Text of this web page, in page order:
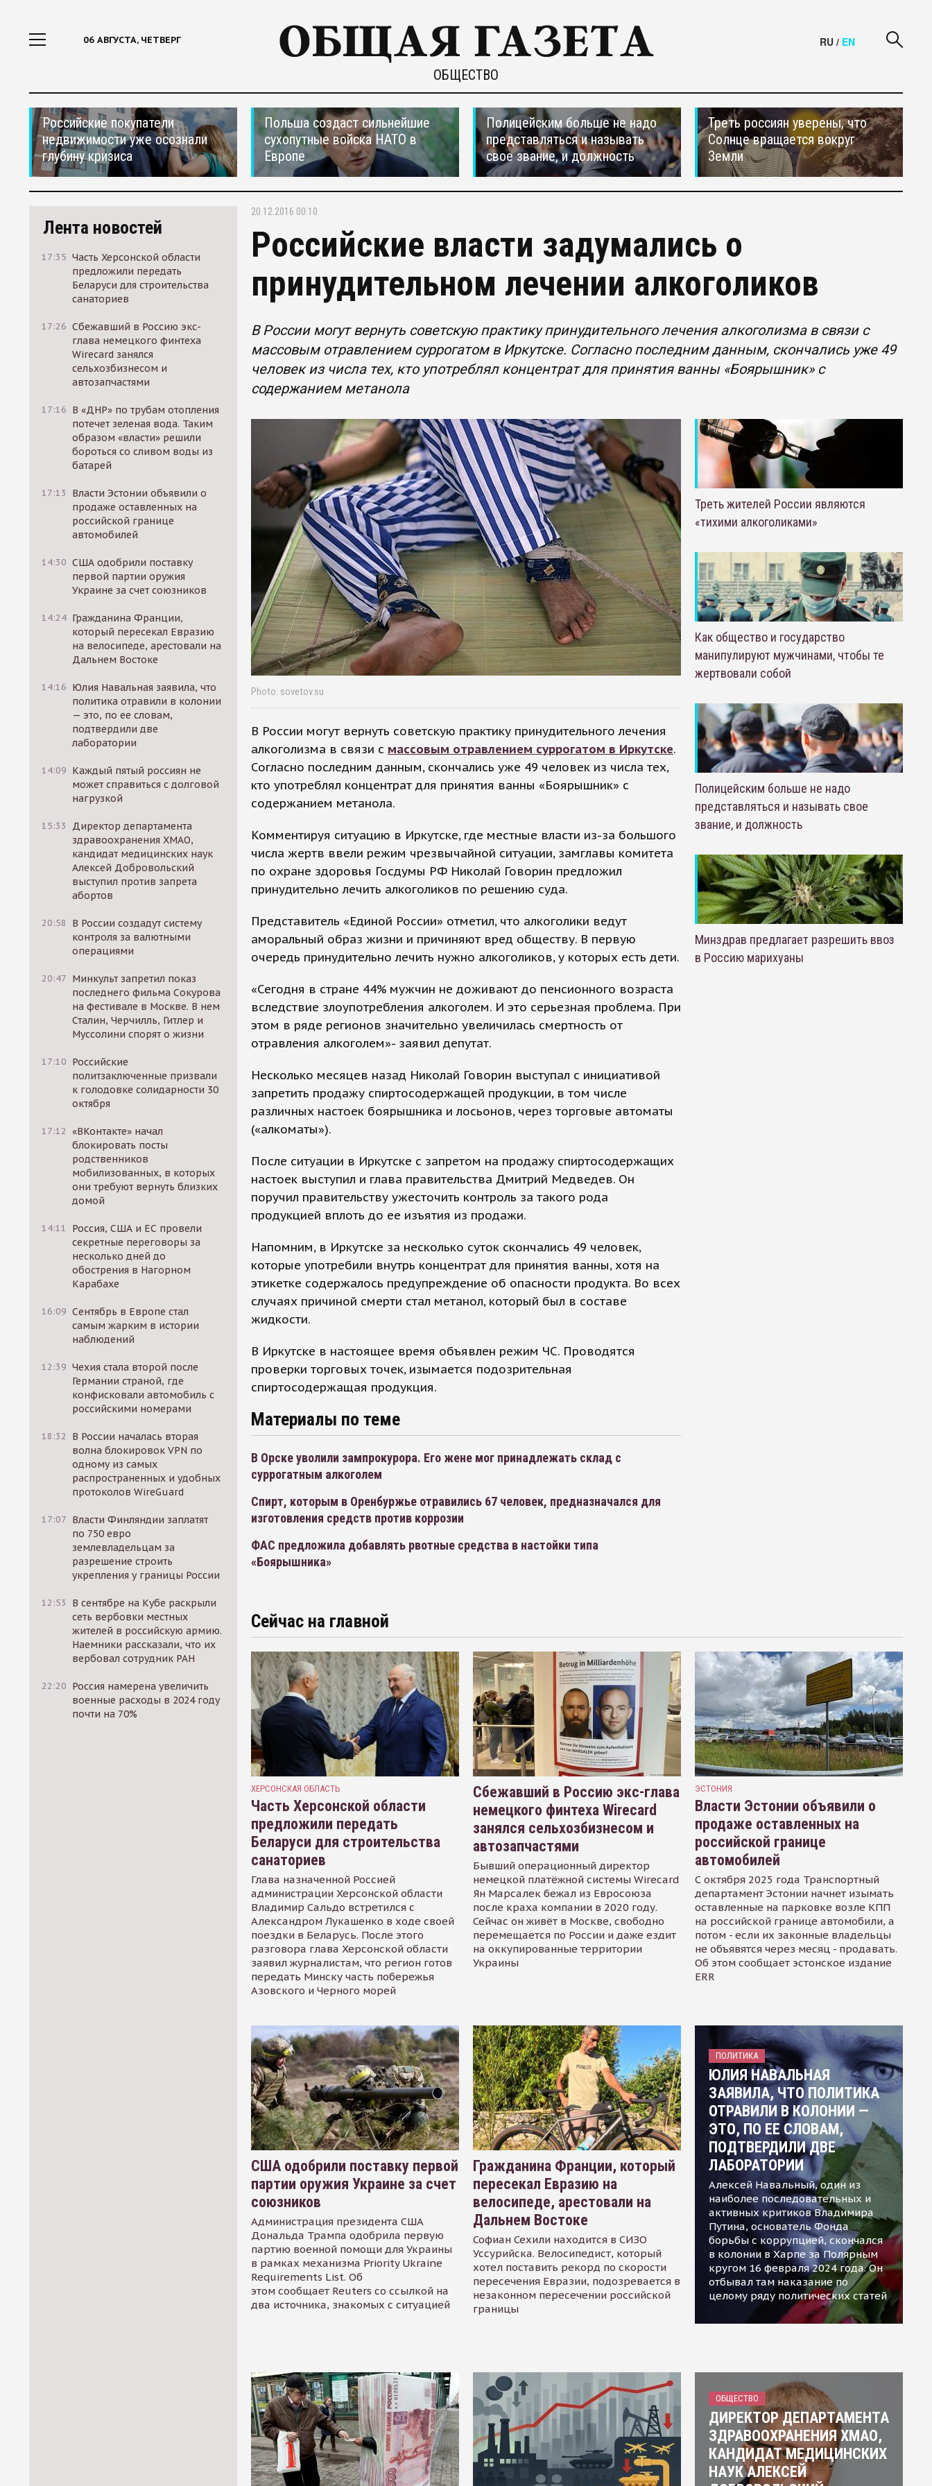
06 АВГУСТА, ЧЕТВЕРГ
ОБЩЕСТВО
RU / EN
Российские покупатели
недвижимости уже осознали
глубину кризиса
Польша создаст сильнейшие
сухопутные войска НАТО в
Европе
Полицейским больше не надо
представляться и называть
свое звание, и должность
Треть россиян уверены, что
Солнце вращается вокруг
Земли
Лента новостей
17:35 Часть Херсонской области
предложили передать
Беларуси для строительства
санаториев
17:26 Сбежавший в Россию экс-
глава немецкого финтеха
Wirecard занялся
сельхозбизнесом и
автозапчастями
17:16 В «ДНР» по трубам отопления
потечет зеленая вода. Таким
образом «власти» решили
бороться со сливом воды из
батарей
17:13
Власти Эстонии объявили о
продаже оставленных на
российской границе
автомобилей
14:30 США одобрили поставку
первой партии оружия
Украине за счет союзников
14:24 Гражданина Франции,
который пересекал Евразию
на велосипеде, арестовали на
Дальнем Востоке
14:16 Юлия Навальная заявила, что
политика отравили в колонии
— это, по ее словам,
подтвердили две
лаборатории
14:09 Каждый пятый россиян не
может справиться с долговой
нагрузкой
15:33
Директор департамента
здравоохранения ХМАО,
кандидат медицинских наук
Алексей Добровольский
выступил против запрета
абортов
20:58
В России создадут систему
контроля за валютными
операциями
20:47 Минкульт запретил показ
последнего фильма Сокурова
на фестивале в Москве. В нем
Сталин, Черчилль, Гитлер и
Муссолини спорят о жизни
17:10 Российские
политзаключенные призвали
к голодовке солидарности 30
октября
17:12 «ВКонтакте» начал
блокировать посты
родственников
мобилизованных, в которых
они требуют вернуть близких
домой
14:11
Россия, США и ЕС провели
секретные переговоры за
несколько дней до
обострения в Нагорном
Карабахе
16:09 Сентябрь в Европе стал
самым жарким в истории
наблюдений
12:39 Чехия стала второй после
Германии страной, где
конфисковали автомобиль с
российскими номерами
18:32
В России началась вторая
волна блокировок VPN по
одному из самых
распространенных и удобных
протоколов WireGuard
17:07 Власти Финляндии заплатят
по 750 евро
землевладельцам за
разрешение строить
укрепления у границы России
12:53
В сентябре на Кубе раскрыли
сеть вербовки местных
жителей в российскую армию.
Наемники рассказали, что их
вербовал сотрудник РАН
22:20 Россия намерена увеличить
военные расходы в 2024 году
почти на 70%
20.12.2016 00:10
Российские власти задумались о
принудительном лечении алкоголиков
В России могут вернуть советскую практику принудительного лечения алкоголизма в связи с
массовым отравлением суррогатом в Иркутске. Согласно последним данным, скончались уже 49
человек из числа тех, кто употреблял концентрат для принятия ванны «Боярышник» с
содержанием метанола
Photo: sovetov.su
В России могут вернуть советскую практику принудительного лечения
алкоголизма в связи с массовым отравлением суррогатом в Иркутске.
Согласно последним данным, скончались уже 49 человек из числа тех,
кто употреблял концентрат для принятия ванны «Боярышник» с
содержанием метанола.
Комментируя ситуацию в Иркутске, где местные власти из-за большого
числа жертв ввели режим чрезвычайной ситуации, замглавы комитета
по охране здоровья Госдумы РФ Николай Говорин предложил
принудительно лечить алкоголиков по решению суда.
Представитель «Единой России» отметил, что алкоголики ведут
аморальный образ жизни и причиняют вред обществу. В первую
очередь принудительно лечить нужно алкоголиков, у которых есть дети.
«Сегодня в стране 44% мужчин не доживают до пенсионного возраста
вследствие злоупотребления алкоголем. И это серьезная проблема. При
этом в ряде регионов значительно увеличилась смертность от
отравления алкоголем»- заявил депутат.
Несколько месяцев назад Николай Говорин выступал с инициативой
запретить продажу спиртосодержащей продукции, в том числе
различных настоек боярышника и лосьонов, через торговые автоматы
(«алкоматы»).
После ситуации в Иркутске с запретом на продажу спиртосодержащих
настоек выступил и глава правительства Дмитрий Медведев. Он
поручил правительству ужесточить контроль за такого рода
продукцией вплоть до ее изъятия из продажи.
Напомним, в Иркутске за несколько суток скончались 49 человек,
которые употребили внутрь концентрат для принятия ванны, хотя на
этикетке содержалось предупреждение об опасности продукта. Во всех
случаях причиной смерти стал метанол, который был в составе
жидкости.
В Иркутске в настоящее время объявлен режим ЧС. Проводятся
проверки торговых точек, изымается подозрительная
спиртосодержащая продукция.
Материалы по теме
В Орске уволили зампрокурора. Его жене мог принадлежать склад с
суррогатным алкоголем
Спирт, которым в Оренбуржье отравились 67 человек, предназначался для
изготовления средств против коррозии
ФАС предложила добавлять рвотные средства в настойки типа
«Боярышника»
Треть жителей России являются
«тихими алкоголиками»
Как общество и государство
манипулируют мужчинами, чтобы те
жертвовали собой
Полицейским больше не надо
представляться и называть свое
звание, и должность
Минздрав предлагает разрешить ввоз
в Россию марихуаны
Сейчас на главной
ХЕРСОНСКАЯ ОБЛАСТЬ
Часть Херсонской области
предложили передать
Беларуси для строительства
санаториев
Глава назначенной Россией
администрации Херсонской области
Владимир Сальдо встретился с
Александром Лукашенко в ходе своей
поездки в Беларусь. После этого
разговора глава Херсонской области
заявил журналистам, что регион готов
передать Минску часть побережья
Азовского и Черного морей
Сбежавший в Россию экс-глава
немецкого финтеха Wirecard
занялся сельхозбизнесом и
автозапчастями
Бывший операционный директор
немецкой платёжной системы Wirecard
Ян Марсалек бежал из Евросоюза
после краха компании в 2020 году.
Сейчас он живёт в Москве, свободно
перемещается по России и даже ездит
на оккупированные территории
Украины
ЭСТОНИЯ
Власти Эстонии объявили о
продаже оставленных на
российской границе
автомобилей
С октября 2025 года Транспортный
департамент Эстонии начнет изымать
оставленные на парковке возле КПП
на российской границе автомобили, а
потом - если их законные владельцы
не объявятся через месяц - продавать.
Об этом сообщает эстонское издание
ERR
США одобрили поставку первой
партии оружия Украине за счет
союзников
Администрация президента США
Дональда Трампа одобрила первую
партию военной помощи для Украины
в рамках механизма Priority Ukraine
Requirements List. Об
этом сообщает Reuters со ссылкой на
два источника, знакомых с ситуацией
Гражданина Франции, который
пересекал Евразию на
велосипеде, арестовали на
Дальнем Востоке
Софиан Сехили находится в СИЗО
Уссурийска. Велосипедист, который
хотел поставить рекорд по скорости
пересечения Евразии, подозревается в
незаконном пересечении российской
границы
ПОЛИТИКА
ЮЛИЯ НАВАЛЬНАЯ
ЗАЯВИЛА, ЧТО ПОЛИТИКА
ОТРАВИЛИ В КОЛОНИИ —
ЭТО, ПО ЕЕ СЛОВАМ,
ПОДТВЕРДИЛИ ДВЕ
ЛАБОРАТОРИИ
Алексей Навальный, один из
наиболее последовательных и
активных критиков Владимира
Путина, основатель Фонда
борьбы с коррупцией, скончался
в колонии в Харпе за Полярным
кругом 16 февраля 2024 года. Он
отбывал там наказание по
целому ряду политических статей
ОБЩЕСТВО
ДИРЕКТОР ДЕПАРТАМЕНТА
ЗДРАВООХРАНЕНИЯ ХМАО,
КАНДИДАТ МЕДИЦИНСКИХ
НАУК АЛЕКСЕЙ